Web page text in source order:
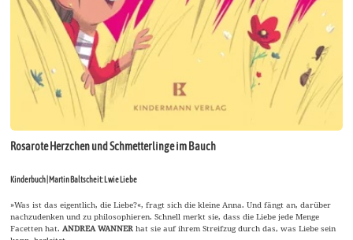
Rosarote Herzchen und Schmetterlinge im Bauch
Kinderbuch | Martin Baltscheit: L wie Liebe
»Was ist das eigentlich, die Liebe?«, fragt sich die kleine Anna. Und fängt an, darüber
nachzudenken und zu philosophieren. Schnell merkt sie, dass die Liebe jede Menge
Facetten hat.ANDREA WANNERhat sie auf ihrem Streifzug durch das, was Liebe sein